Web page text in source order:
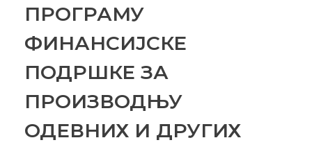
ПРОГРАМУ
ФИНАНСИЈСКЕ
ПОДРШКЕ ЗА
ПРОИЗВОДЊУ
ОДЕВНИХ И ДРУГИХ